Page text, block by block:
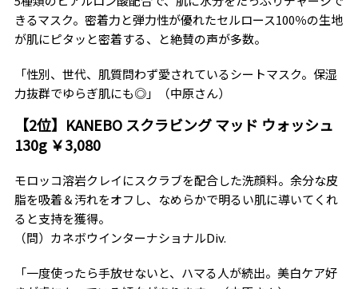
きるマスク。密着力と弾力性が優れたセルロース100％の生地
が肌にピタッと密着する、と絶賛の声が多数。
「性別、世代、肌質問わず愛されているシートマスク。保湿
力抜群でゆらぎ肌にも◎」（中原さん）
【2位】KANEBO スクラビング マッド ウォッシュ
130g ￥3,080
モロッコ溶岩クレイにスクラブを配合した洗顔料。余分な皮
脂を吸着＆汚れをオフし、なめらかで明るい肌に導いてくれ
ると支持を獲得。
（問）カネボウインターナショナルDiv.
「一度使ったら手放せないと、ハマる人が続出。美白ケア好